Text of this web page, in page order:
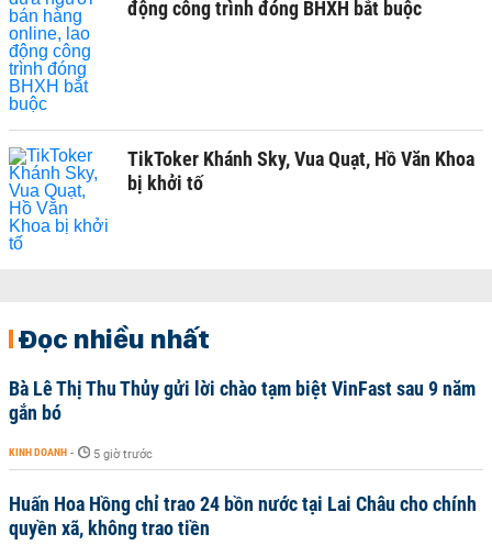
động công trình đóng BHXH bắt buộc
TikToker Khánh Sky, Vua Quạt, Hồ Văn Khoa
bị khởi tố
Đọc nhiều nhất
Bà Lê Thị Thu Thủy gửi lời chào tạm biệt VinFast sau 9 năm
gắn bó
KINH DOANH - 5 giờ trước
Huấn Hoa Hồng chỉ trao 24 bồn nước tại Lai Châu cho chính
quyền xã, không trao tiền